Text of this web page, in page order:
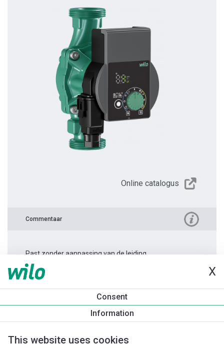
X
Consent
Information
This website uses cookies
Online catalogus
Commentaar
Past zonder aanpassing van de leiding.
Productinformatie